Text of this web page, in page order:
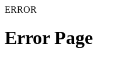
ERROR
Error Page